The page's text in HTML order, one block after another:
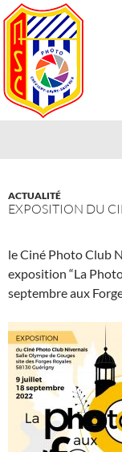
Aller
au
contenu
ACTUALITÉ
EXPOSITION DU
le Ciné Photo Club
exposition “La
septembre aux